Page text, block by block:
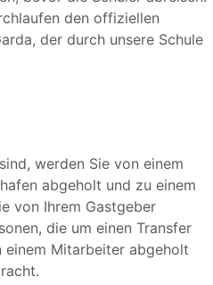
den offiziellen
der durch unsere Schule
werden Sie von einem
abgeholt und zu einem
von Ihrem Gastgeber
die um einen Transfer
einem Mitarbeiter abgeholt